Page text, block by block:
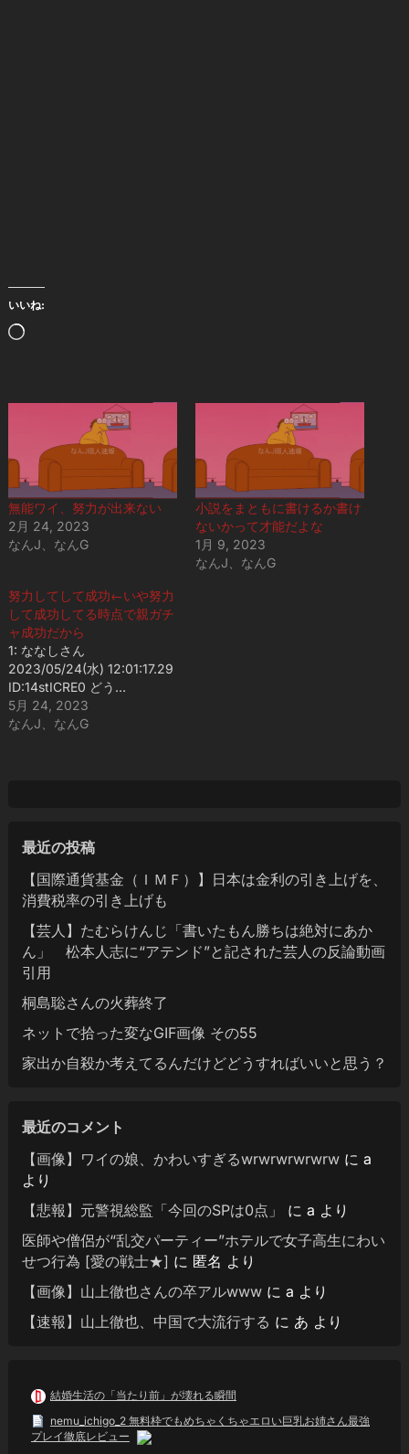
いいね:
読
み
無能ワイ、努力が出来ない
2月 24, 2023
なんJ、なんG
小説をまともに書けるか書け
ないかって才能だよな
1月 9, 2023
なんJ、なんG
努力してして成功←いや努力
して成功してる時点で親ガチ
ャ成功だから
1: ななしさん
2023/05/24(水) 12:01:17.29
ID:14stICRE0 どう…
5月 24, 2023
なんJ、なんG
最近の投稿
【国際通貨基金（ＩＭＦ）】日本は金利の引き上げを、
消費税率の引き上げも
【芸人】たむらけんじ「書いたもん勝ちは絶対にあか
ん」 松本人志に“アテンド”と記された芸人の反論動画
引用
桐島聡さんの火葬終了
ネットで拾った変なGIF画像 その55
家出か自殺か考えてるんだけどどうすればいいと思う？
最近のコメント
【画像】ワイの娘、かわいすぎるwrwrwrwrwrwに a
より
【悲報】元警視総監「今回のSPは0点」
に a より
医師や僧侶が“乱交パーティー”ホテルで女子高生にわい
せつ行為 [愛の戦士★] に 匿名 より
【画像】山上徹也さんの卒アルwwwに a より
【速報】山上徹也、中国で大流行する に あ より
結婚生活の「当たり前」が壊れる瞬間
nemu_ichigo_2 無料枠でもめちゃくちゃエロい巨乳お姉さん最強
プレイ徹底レビュー